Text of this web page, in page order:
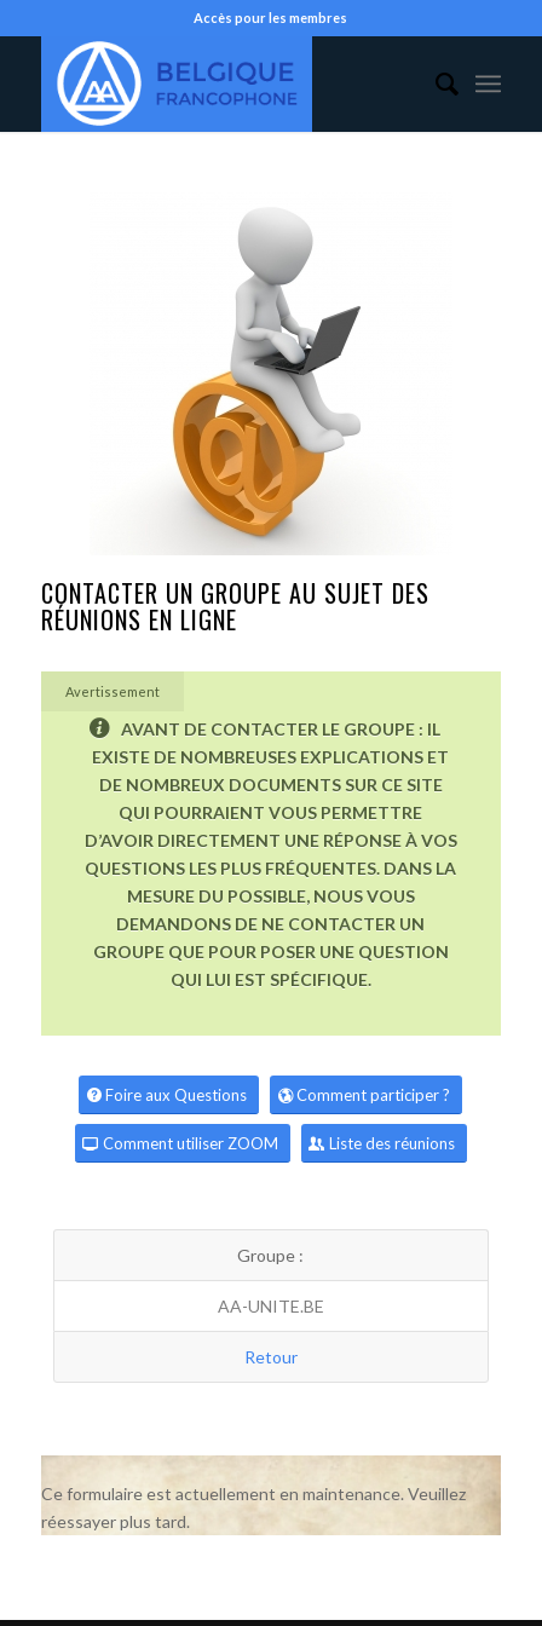
Accès pour les membres
CONTACTER UN GROUPE AU SUJET DES
RÉUNIONS EN LIGNE
Avertissement
AVANT DE CONTACTER LE GROUPE : IL
EXISTE DE NOMBREUSES EXPLICATIONS ET
DE NOMBREUX DOCUMENTS SUR CE SITE
QUI POURRAIENT VOUS PERMETTRE
D’AVOIR DIRECTEMENT UNE RÉPONSE À VOS
QUESTIONS LES PLUS FRÉQUENTES. DANS LA
MESURE DU POSSIBLE, NOUS VOUS
DEMANDONS DE NE CONTACTER UN
GROUPE QUE POUR POSER UNE QUESTION
QUI LUI EST SPÉCIFIQUE.
Foire aux Questions Comment participer ?
Comment utiliser ZOOM Liste des réunions
Groupe :
AA-UNITE.BE
Retour
Ce formulaire est actuellement en maintenance. Veuillez
réessayer plus tard.